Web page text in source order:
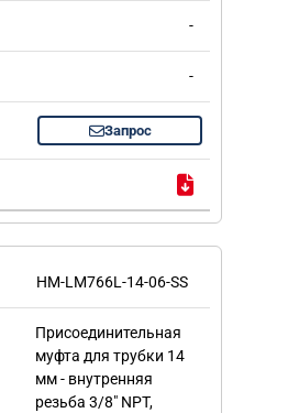
-
-
Запрос
HM-LM766L-14-06-SS
Присоединительная
муфта для трубки 14
мм - внутренняя
резьба 3/8" NPT,